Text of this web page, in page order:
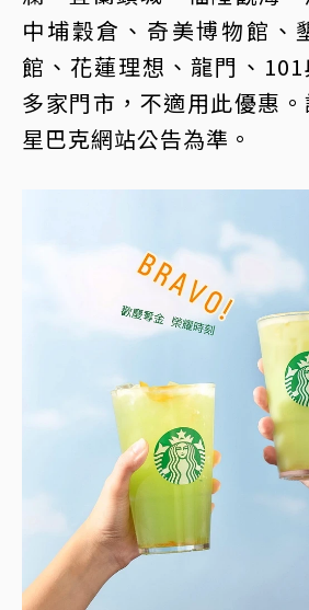
中埔穀倉、奇美博物館、
館、花蓮理想、龍門、
多家門市，不適用此優惠
星巴克網站公告為準。